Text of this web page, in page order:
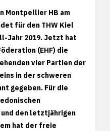
Montpellier HB am
für den THW Kiel
Jahr 2019. Jetzt hat
(EHF) die
vier Partien der
in der schweren
gegeben. Für die
den letztjährigen
hat der freie